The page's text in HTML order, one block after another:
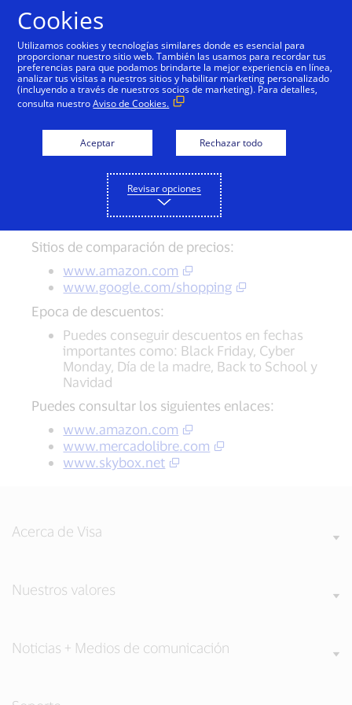
Sitios para comprar artículos
de uso y sitios de subasta
Internet es el mejor lugar para encontrar
artículos usados en buenas condiciones y a un
precio conveniente. Busca portales
especializados como Amazon o Ebay y
recuerda leer el review del vendedor con
Sitios de comparación de precios:
www.amazon.com
www.google.com/shopping
Epoca de descuentos:
Puedes conseguir descuentos en fechas
importantes como: Black Friday, Cyber
Monday, Día de la madre, Back to School y
Navidad
Puedes consultar los siguientes enlaces:
www.amazon.com
www.mercadolibre.com
www.skybox.net
Acerca de Visa
Nuestros valores
Noticias + Medios de comunicación
Cookies
Utilizamos cookies y tecnologías similares donde es esencial para
proporcionar nuestro sitio web. También las usamos para recordar tus
preferencias para que podamos brindarte la mejor experiencia en línea,
analizar tus visitas a nuestros sitios y habilitar marketing personalizado
(incluyendo a través de nuestros socios de marketing). Para detalles,
consulta nuestroAviso de Cookies.
Aceptar Rechazar todo
Revisar opciones